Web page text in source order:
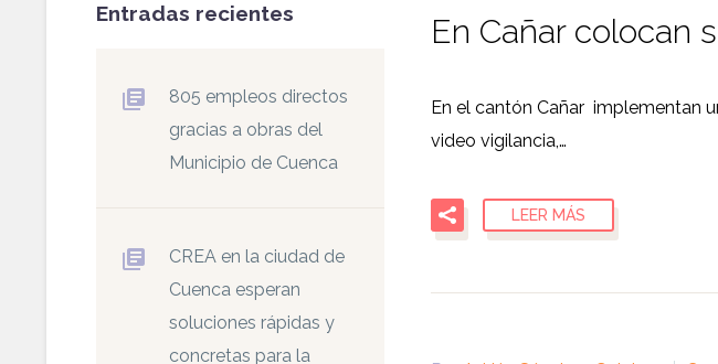
En Cañar colocan
En el cantón Cañar implementan
video vigilancia,…
LEER MÁS
Entradas recientes
805 empleos directos
gracias a obras del
Municipio de Cuenca
CREA en la ciudad de
Cuenca esperan
soluciones rápidas y
concretas para la